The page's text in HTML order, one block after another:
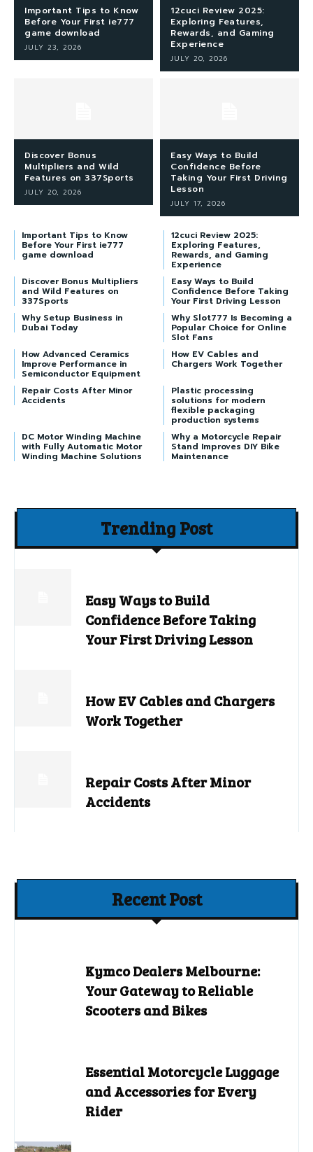
Important Tips to Know
Before Your First ie777
game download
JULY 23, 2026
12cuci Review 2025:
Exploring Features,
Rewards, and Gaming
Experience
JULY 20, 2026
Discover Bonus
Multipliers and Wild
Features on 337Sports
JULY 20, 2026
Easy Ways to Build
Confidence Before
Taking Your First Driving
Lesson
JULY 17, 2026
Important Tips to Know
Before Your First ie777
game download
12cuci Review 2025:
Exploring Features,
Rewards, and Gaming
Experience
Discover Bonus Multipliers
and Wild Features on
337Sports
Easy Ways to Build
Confidence Before Taking
Your First Driving Lesson
Why Setup Business in
Dubai Today
Why Slot777 Is Becoming a
Popular Choice for Online
Slot Fans
How Advanced Ceramics
Improve Performance in
Semiconductor Equipment
How EV Cables and
Chargers Work Together
Repair Costs After Minor
Accidents
Plastic processing
solutions for modern
flexible packaging
production systems
DC Motor Winding Machine
with Fully Automatic Motor
Winding Machine Solutions
Why a Motorcycle Repair
Stand Improves DIY Bike
Maintenance
Trending Post
Easy Ways to Build
Confidence Before Taking
Your First Driving Lesson
How EV Cables and Chargers
Work Together
Repair Costs After Minor
Accidents
Recent Post
Kymco Dealers Melbourne:
Your Gateway to Reliable
Scooters and Bikes
Essential Motorcycle Luggage
and Accessories for Every
Rider